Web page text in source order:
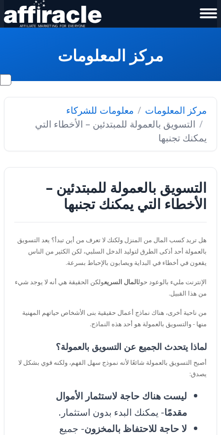
مركز المعلومات
مركز المعلومات
معلومات للشركاء
التسويق بالعمولة للمبتدئين – الأخطاء التي
يمكنك تجنبها
التسويق بالعمولة للمبتدئين –
الأخطاء التي يمكنك تجنبها
هل تريد كسب المال من المنزل ولكنك لا تعرف من أين تبدأ؟ يعد التسويق
بالعمولة أحد أذكى الطرق لتوليد الدخل السلبي، لكن الكثير من الناس
يقعون في أخطاء في البداية ويصابون بالإحباط بسرعة.
الإنترنت مليء بالوعود حولالمال السريعولكن الحقيقة هي أنه لا يوجد شيء
من هذا القبيل.
من ناحية أخرى، هناك نماذج أعمال حقيقية بنى الأشخاص حياتهم المهنية
منها - والتسويق بالعمولة هو أحد هذه النماذج.
لماذا يتحدث الجميع عن التسويق بالعمولة؟
أصبح التسويق بالعمولة شائعًا لأنه نموذج سهل الفهم، ولكنه قوي بشكل لا
يصدق:
ليست هناك حاجة لاستثمار الأموال
مقدمًا- يمكنك البدء بدون استثمار.
لا حاجة للاحتفاظ بالمخزون- جميع